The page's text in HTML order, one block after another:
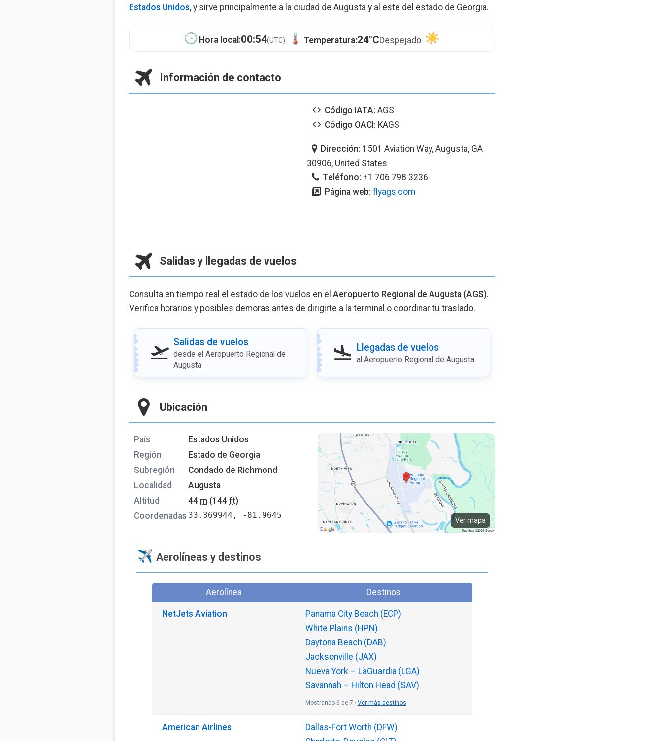
Estados Unidos, y sirve principalmente a la ciudad de Augusta y al este del estado de Georgia.
Hora local:00:54(UTC)· Temperatura:24°CDespejado
Información de contacto
Código IATA: AGS
Código OACI: KAGS
Dirección: 1501 Aviation Way, Augusta, GA
30906, United States
Teléfono: +1 706 798 3236
Página web: flyags.com
Salidas y llegadas de vuelos
Consulta en tiempo real el estado de los vuelos en el Aeropuerto Regional de Augusta (AGS).
Verifica horarios y posibles demoras antes de dirigirte a la terminal o coordinar tu traslado.
Salidas de vuelos
desde el Aeropuerto Regional de
Augusta
Llegadas de vuelos
al Aeropuerto Regional de Augusta
Ubicación
País
Estados Unidos
Región
Estado de Georgia
Subregión
Condado de Richmond
Localidad
Augusta
Altitud
44 m (144 ft)
Coordenadas 33.369944, -81.9645
Ver mapa
Aerolíneas y destinos
Aerolínea Destinos
NetJets Aviation
Panama City Beach (ECP)
White Plains (HPN)
Daytona Beach (DAB)
Jacksonville (JAX)
Nueva York – LaGuardia (LGA)
Savannah – Hilton Head (SAV)
Mostrando 6 de 7 · Ver más destinos
American Airlines
Dallas-Fort Worth (DFW)